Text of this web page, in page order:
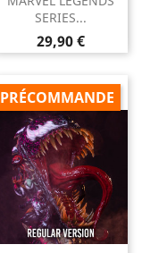
SERIES...
Prix
29,90 €
PRÉCOMMANDE